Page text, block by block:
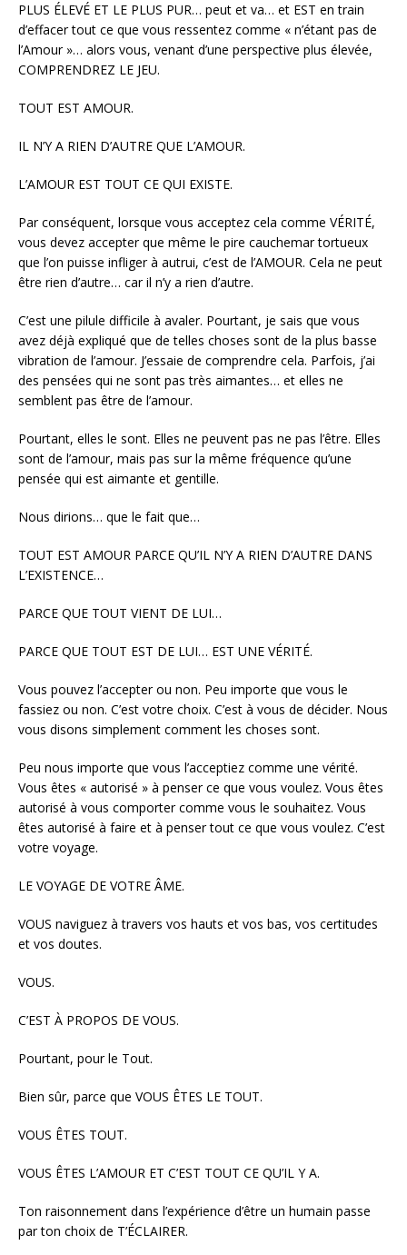
PLUS ÉLEVÉ ET LE PLUS PUR… peut et va… et EST en train
d’effacer tout ce que vous ressentez comme « n’étant pas de
l’Amour »… alors vous, venant d’une perspective plus élevée,
COMPRENDREZ LE JEU.
TOUT EST AMOUR.
IL N’Y A RIEN D’AUTRE QUE L’AMOUR.
L’AMOUR EST TOUT CE QUI EXISTE.
Par conséquent, lorsque vous acceptez cela comme VÉRITÉ,
vous devez accepter que même le pire cauchemar tortueux
que l’on puisse infliger à autrui, c’est de l’AMOUR. Cela ne peut
être rien d’autre… car il n’y a rien d’autre.
C’est une pilule difficile à avaler. Pourtant, je sais que vous
avez déjà expliqué que de telles choses sont de la plus basse
vibration de l’amour. J’essaie de comprendre cela. Parfois, j’ai
des pensées qui ne sont pas très aimantes… et elles ne
semblent pas être de l’amour.
Pourtant, elles le sont. Elles ne peuvent pas ne pas l’être. Elles
sont de l’amour, mais pas sur la même fréquence qu’une
pensée qui est aimante et gentille.
Nous dirions… que le fait que…
TOUT EST AMOUR PARCE QU’IL N’Y A RIEN D’AUTRE DANS
L’EXISTENCE…
PARCE QUE TOUT VIENT DE LUI…
PARCE QUE TOUT EST DE LUI… EST UNE VÉRITÉ.
Vous pouvez l’accepter ou non. Peu importe que vous le
fassiez ou non. C’est votre choix. C’est à vous de décider. Nous
vous disons simplement comment les choses sont.
Peu nous importe que vous l’acceptiez comme une vérité.
Vous êtes « autorisé » à penser ce que vous voulez. Vous êtes
autorisé à vous comporter comme vous le souhaitez. Vous
êtes autorisé à faire et à penser tout ce que vous voulez. C’est
votre voyage.
LE VOYAGE DE VOTRE ÂME.
VOUS naviguez à travers vos hauts et vos bas, vos certitudes
et vos doutes.
VOUS.
C’EST À PROPOS DE VOUS.
Pourtant, pour le Tout.
Bien sûr, parce que VOUS ÊTES LE TOUT.
VOUS ÊTES TOUT.
VOUS ÊTES L’AMOUR ET C’EST TOUT CE QU’IL Y A.
Ton raisonnement dans l’expérience d’être un humain passe
par ton choix de T’ÉCLAIRER.